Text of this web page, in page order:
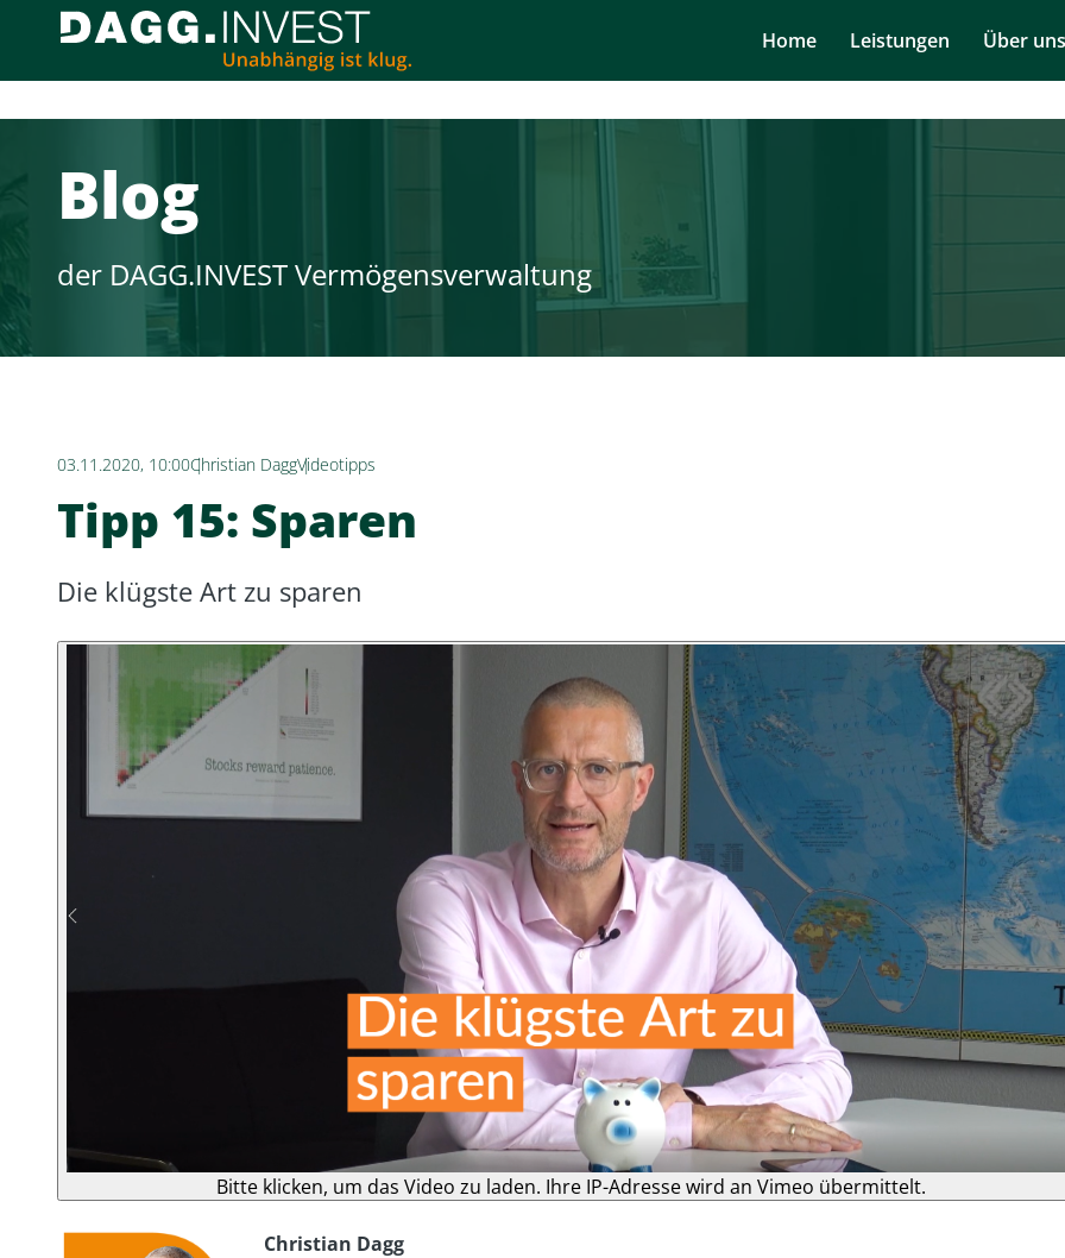
überspringen
Home Leistungen Über uns
Blog
der DAGG.INVEST Vermögensverwaltung
03.11.2020, 10:00Christian DaggVideotipps
Tipp 15: Sparen
Die klügste Art zu sparen
Bitte klicken, um das Video zu laden. Ihre IP-Adresse wird an Vimeo übermittelt.
Christian Dagg